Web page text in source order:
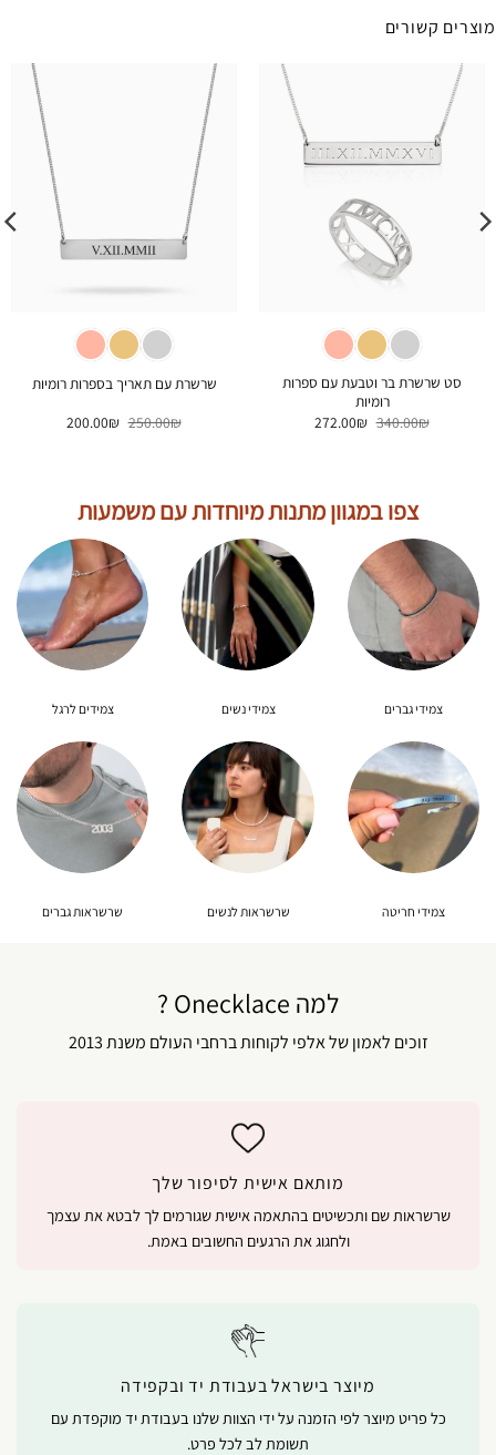
מוצרים קשורים
סט שרשרת בר וטבעת עם ספרות
רומיות
340.00₪ המחיר
המקורי
272.00₪ המחיר
שרשרת עם תאריך בספרות רומיות
250.00₪ המחיר
המקורי
200.00₪ המחיר
צפו במגוון מתנות מיוחדות עם משמעות
צמידי גברים צמידי נשים צמידים לרגל
צמידי חריטה שרשראות לנשים שרשראות גברים
למה Onecklace ?
זוכים לאמון של אלפי לקוחות ברחבי העולם משנת 2013
מותאם אישית לסיפור שלך
שרשראות שם ותכשיטים בהתאמה אישית שגורמים לך לבטא את עצמך
ולחגוג את הרגעים החשובים באמת.
מיוצר בישראל בעבודת יד ובקפידה
כל פריט מיוצר לפי הזמנה על ידי הצוות שלנו בעבודת יד מוקפדת עם
תשומת לב לכל פרט.